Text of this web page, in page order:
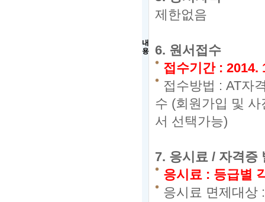
내
용
제한없음
6. 원서접수
접수기간 : 2014.
접수방법 : AT자
수 (회원가입 및
서 선택가능)
7. 응시료 / 자격증
응시료 : 등급별
응시료 면제대상